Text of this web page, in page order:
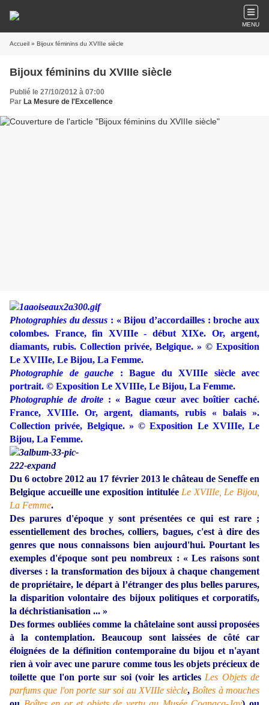
MENU
Accueil » Bijoux féminins du XVIIIe siècle
Bijoux féminins du XVIIIe siècle
Publié le 27/10/2012 à 07:00
Par La Mesure de l'Excellence
Photographies du dessus : « Bijou d’accordailles : broche aux
colombes. France, fin XVIIIe - début XIXe. Or, argent,
diamants, rubis. Collection privée, Belgique. » © Exposition
Le XVIIIe, Le Bijou, La Femme.
Photographie de gauche : Bague du XVIIIe siècle avec
portrait. © Exposition Le XVIIIe, Le Bijou, La Femme.
Photographie de droite : « Bague cœur avec boîtier caché.
France, XVIIIe. Or, argent, diamants, rubis « balais ».
Collection privée, Belgique. » © Exposition Le XVIIIe, Le
Bijou, La Femme.
Du 6 octobre 2012 au 17 février 2013 le château de Seneffe en
Belgique accueille une exposition intitulée Le XVIIIe, Le Bijou,
La Femme.
Des parures d'époque y sont présentées ce qui est rare ;
essentiellement des broches, colliers, bagues, c'est à dire des
genres que nous connaissons bien aujourd'hui. Pourtant les
exemples d'époque sont peu nombreux : « Les raisons sont
diverses : la transformation des bijoux à chaque changement
de propriétaire, le départ à l’étranger des plus belles parures,
la disparition volontaire des bijoux politiques et corporatifs,
la déchristianisation ... »
Des formes oubliées comme la châtelaine sont aussi proposées
à la contemplation. Beaucoup sont laissées de côté car
éloignées de la définition contemporaine du bijou et n'ayant
rien à voir avec une parure comme tous les objets précieux de
toilette que l'on porte sur soi (voir les articles Les Objets de
parfums que l'on porte sur soi au XVIIIe siècle, Boîtes à mouches